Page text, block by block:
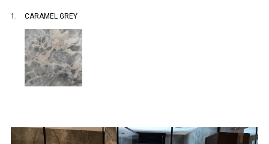
CARAMEL GREY